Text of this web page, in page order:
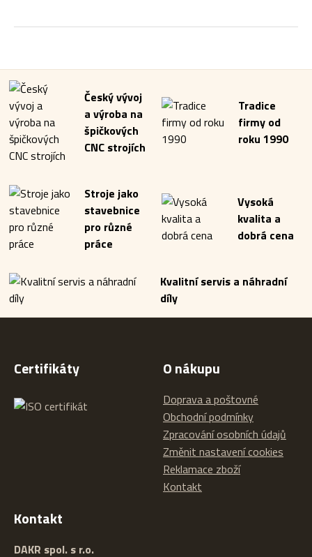
Český vývoj
a výroba na
špičkových
CNC strojích
Tradice
firmy od
roku 1990
Stroje jako
stavebnice
pro různé
práce
Vysoká
kvalita a
dobrá cena
Kvalitní servis a náhradní
díly
Certifikáty O nákupu
Doprava a poštovné
Obchodní podmínky
Zpracování osobních údajů
Změnit nastavení cookies
Reklamace zboží
Kontakt
Kontakt
DAKR spol. s r.o.